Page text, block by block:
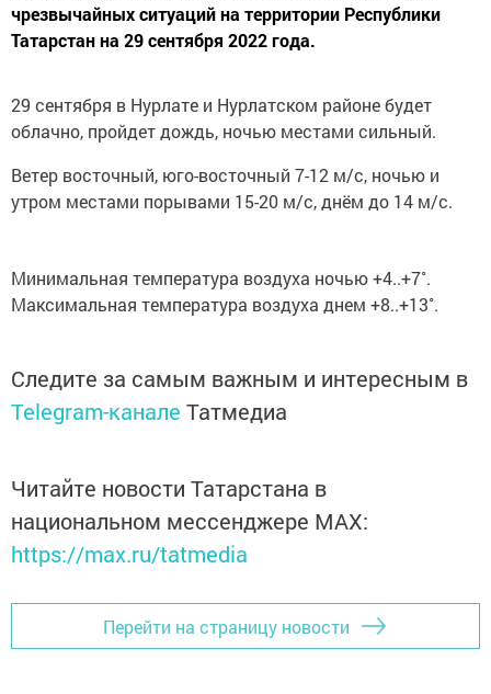
чрезвычайных ситуаций на территории Республики
Татарстан на 29 сентября 2022 года.
29 сентября в Нурлате и Нурлатском районе будет
облачно, пройдет дождь, ночью местами сильный.
Ветер восточный, юго-восточный 7-12 м/с, ночью и
утром местами порывами 15-20 м/с, днём до 14 м/с.
Минимальная температура воздуха ночью +4..+7˚.
Максимальная температура воздуха днем +8..+13˚.
Следите за самым важным и интересным в
Telegram-канале Татмедиа
Читайте новости Татарстана в
национальном мессенджере MАХ:
https://max.ru/tatmedia
Перейти на страницу новости